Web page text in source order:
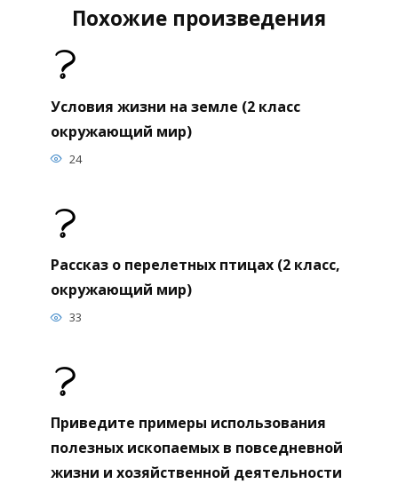
Похожие произведения
Условия жизни на земле (2 класс
окружающий мир)
24
Рассказ о перелетных птицах (2 класс,
окружающий мир)
33
Приведите примеры использования
полезных ископаемых в повседневной
жизни и хозяйственной деятельности